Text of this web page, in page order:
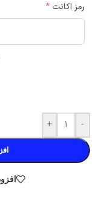
رمز اکانت *
-
+